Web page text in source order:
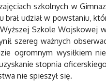
szkolnych w
udział w powstaniu,
Szkole Wojskowej
szereg ważnych
ogromnym wysiłkiem
stopnia
nie spieszył się.